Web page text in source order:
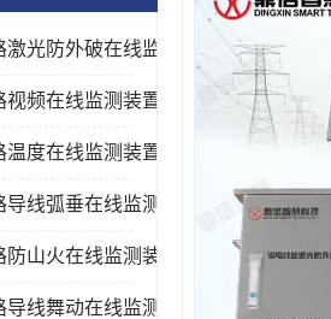
光防外破在线监测装置
视频在线监测装置
温度在线监测装置
线弧垂在线监测装置
山火在线监测装置
线舞动在线监测装置